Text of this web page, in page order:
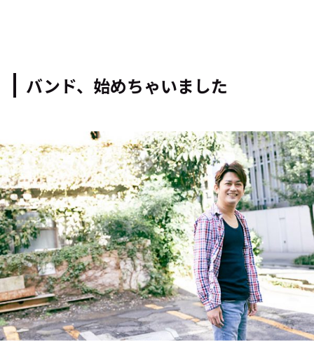
バンド、始めちゃいました